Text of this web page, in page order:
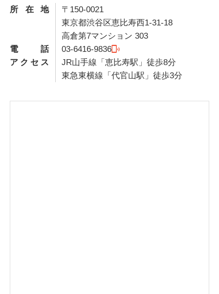
所在地
〒150-0021
東京都渋谷区恵比寿西1-31-18
高倉第7マンション 303
電話
03-6416-9836
アクセス
JR山手線「恵比寿駅」徒歩8分
東急東横線「代官山駅」徒歩3分